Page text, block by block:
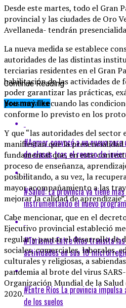
Desde este martes, todo el Gran
provincial y las ciudades de Oro
Avellaneda- tendrán
La nueva medida se establece
autoridades de las distintas
terciarias residentes en el Gran
habilitación de las actividades de
poder garantizar las prácticas,
presenciales cuando las
conforme lo previsto en los
Y que “las autoridades del
manifiestan que la
fundamental que, en este
proceso de enseñanza,
posibilitando, a su vez, la
mayor acompañamiento a las
mejorar la calidad de aprendizaje”.
Cabe mencionar, que en el
Ejecutivo provincial estableció
regular y pautar el desarrollo de
sociales, comerciales, laborales,
culturales y religiosas, a
pandemia al brote del virus
Organización Mundial de la
2020.
Continue Reading
You may like
#Agmer convocó a un nuevo
de clases tras el receso de
#Salud: La provincia ya tiene
instrumentando el nuevo
#Turismo: Entre Ríos transita
actividades en sus 10
#Entre Ríos La provincia impulsa
de los suelos